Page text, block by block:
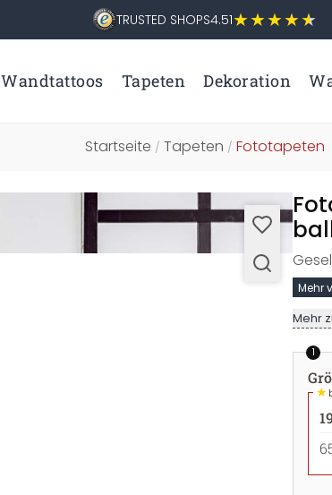
TRUSTED SHOPS4.51
Wandtattoos Tapeten Dekoration
Startseite / Tapeten / Fototapeten
Mehr
Mehr
1
★